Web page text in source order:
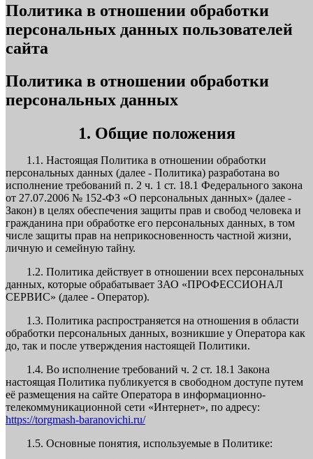
Политика в отношении обработки
персональных данных пользователей
сайта
Политика в отношении обработки
персональных данных
1. Общие положения
1.1. Настоящая Политика в отношении обработки
персональных данных (далее - Политика) разработана во
исполнение требований п. 2 ч. 1 ст. 18.1 Федерального закона
от 27.07.2006 № 152-ФЗ «О персональных данных» (далее -
Закон) в целях обеспечения защиты прав и свобод человека и
гражданина при обработке его персональных данных, в том
числе защиты прав на неприкосновенность частной жизни,
личную и семейную тайну.
1.2. Политика действует в отношении всех персональных
данных, которые обрабатывает ЗАО «ПРОФЕССИОНАЛ
СЕРВИС» (далее - Оператор).
1.3. Политика распространяется на отношения в области
обработки персональных данных, возникшие у Оператора как
до, так и после утверждения настоящей Политики.
1.4. Во исполнение требований ч. 2 ст. 18.1 Закона
настоящая Политика публикуется в свободном доступе путем
её размещения на сайте Оператора в информационно-
телекоммуникационной сети «Интернет», по адресу:
https://torgmash-baranovichi.ru/
1.5. Основные понятия, используемые в Политике: